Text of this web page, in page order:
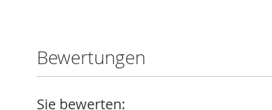
Bewertungen
Sie bewerten: